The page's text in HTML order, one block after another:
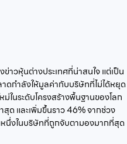
าวหุ้นต่างประเทศที่น่าสนใจ แต่เป็น
ำลังให้มูลค่ากับบริษัทที่ไม่ได้หยุด
ในระดับโครงสร้างพื้นฐานของโลก
ด และเพิ่มขึ้นราว 46% จากช่วง
หนึ่งในบริษัทที่ถูกจับตามองมากที่สุด